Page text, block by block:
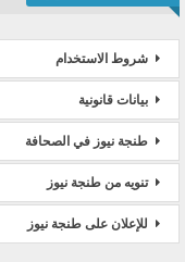
شروط الاستخدام
بيانات قانونية
طنجة نيوز في الصحافة
تنويه من طنجة نيوز
للإعلان على طنجة نيوز